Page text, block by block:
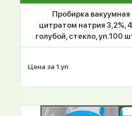
Пробирка
цитратом натрия 3,2%,
голубой, стекло, уп.100
Цена за 1 уп.